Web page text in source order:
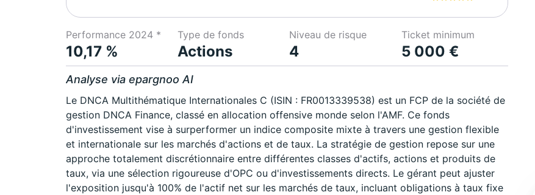
Performance 2024 *
10,17 %
Type de fonds
Actions
Niveau de risque
4
Ticket minimum
5 000 €
Analyse via epargnoo AI
Le DNCA Multithématique Internationales C (ISIN : FR0013339538) est un FCP de la société de
gestion DNCA Finance, classé en allocation offensive monde selon l'AMF. Ce fonds
d'investissement vise à surperformer un indice composite mixte à travers une gestion flexible
et internationale sur les marchés d'actions et de taux. La stratégie de gestion repose sur une
approche totalement discrétionnaire entre différentes classes d'actifs, actions et produits de
taux, via une sélection rigoureuse d'OPC ou d'investissements directs. Le gérant peut ajuster
l'exposition jusqu'à 100% de l'actif net sur les marchés de taux, incluant obligations à taux fixe